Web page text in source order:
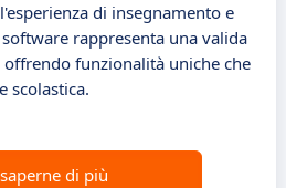
di insegnamento e
rappresenta una valida
offrendo funzionalità uniche che
scolastica.
di più